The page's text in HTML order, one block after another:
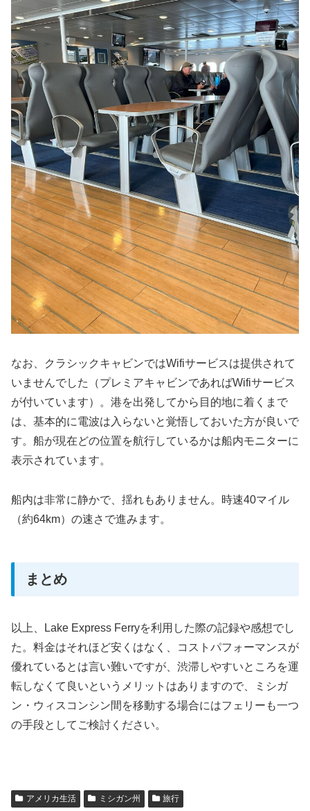
なお、クラシックキャビンではWifiサービスは提供されて
いませんでした（プレミアキャビンであればWifiサービス
が付いています）。港を出発してから目的地に着くまで
は、基本的に電波は入らないと覚悟しておいた方が良いで
す。船が現在どの位置を航行しているかは船内モニターに
表示されています。
船内は非常に静かで、揺れもありません。時速40マイル
（約64km）の速さで進みます。
まとめ
以上、Lake Express Ferryを利用した際の記録や感想でし
た。料金はそれほど安くはなく、コストパフォーマンスが
優れているとは言い難いですが、渋滞しやすいところを運
転しなくて良いというメリットはありますので、ミシガ
ン・ウィスコンシン間を移動する場合にはフェリーも一つ
の手段としてご検討ください。
アメリカ生活 ミシガン州 旅行